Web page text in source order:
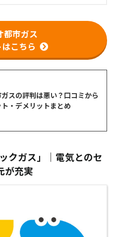
都市ガス
こちら
スの評判は悪い？口コミから
・デメリットまとめ
クガス」｜電気とのセ
が充実